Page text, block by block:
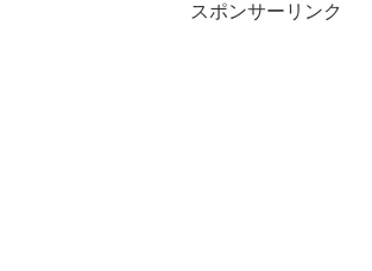
スポンサーリンク